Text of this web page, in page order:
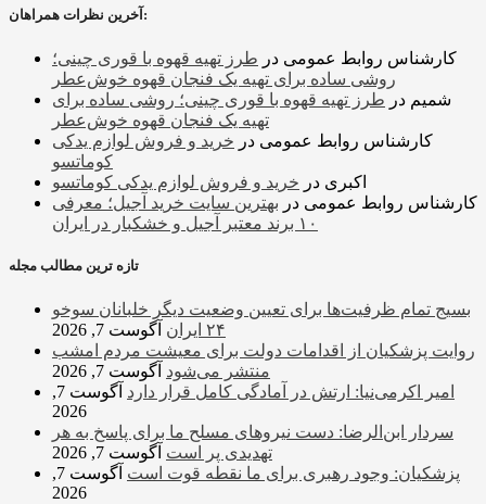
آخرین نظرات همراهان:
کارشناس روابط عمومی در طرز تهیه قهوه با قوری چینی؛
روشی ساده برای تهیه یک فنجان قهوه خوش‌عطر
شمیم در طرز تهیه قهوه با قوری چینی؛ روشی ساده برای
تهیه یک فنجان قهوه خوش‌عطر
کارشناس روابط عمومی در خرید و فروش لوازم یدکی
کوماتسو
اکبری در خرید و فروش لوازم یدکی کوماتسو
کارشناس روابط عمومی در بهترین سایت خرید آجیل؛ معرفی
۱۰ برند معتبر آجیل و خشکبار در ایران
تازه ترین مطالب مجله
بسیج تمام ظرفیت‌ها برای تعیین وضعیت دیگر خلبانان سوخو
۲۴ ایران
آگوست 7, 2026
روایت پزشکیان از اقدامات دولت برای معیشت مردم امشب
منتشر می‌شود آگوست 7, 2026
امیر اکرمی‌نیا: ارتش در آمادگی کامل قرار دارد
آگوست 7,
2026
سردار ابن‌الرضا: دست نیروهای مسلح ما برای پاسخ به هر
تهدیدی پر است آگوست 7, 2026
پزشکیان: وجود رهبری برای ما نقطه قوت است
آگوست 7,
2026